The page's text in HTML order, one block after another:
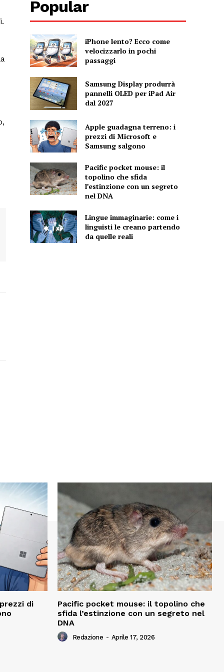
Popular
iPhone lento? Ecco come
velocizzarlo in pochi
passaggi
Samsung Display produrrà
pannelli OLED per iPad Air
dal 2027
Apple guadagna terreno: i
prezzi di Microsoft e
Samsung salgono
Pacific pocket mouse: il
topolino che sfida
l’estinzione con un segreto
nel DNA
Lingue immaginarie: come i
linguisti le creano partendo
da quelle reali
di
Pacific pocket mouse: il topolino che
sfida l’estinzione con un segreto nel
DNA
Redazione - Aprile 17, 2026